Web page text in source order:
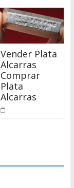
Vender Plata
Alcarras
Comprar
Plata
Alcarras